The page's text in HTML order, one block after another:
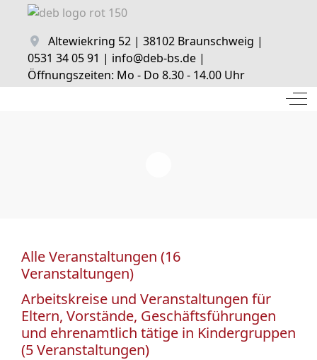
Altewiekring 52 | 38102 Braunschweig |
0531 34 05 91 | info@deb-bs.de |
Öffnungszeiten: Mo - Do 8.30 - 14.00 Uhr
Alle Veranstaltungen (16
Veranstaltungen)
Arbeitskreise und Veranstaltungen für
Eltern, Vorstände, Geschäftsführungen
und ehrenamtlich tätige in Kindergruppen
(5 Veranstaltungen)